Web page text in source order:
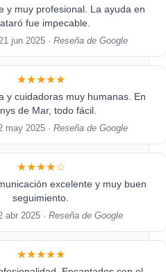
y muy profesional. La ayuda en
fue impecable.
jun 2025 ·Reseña de Google
★★★★★
y cuidadoras muy humanas. En
de Mar, todo fácil.
may 2025 ·Reseña de Google
★★★★☆
excelente y muy buen
seguimiento.
abr 2025 ·Reseña de Google
★★★★★